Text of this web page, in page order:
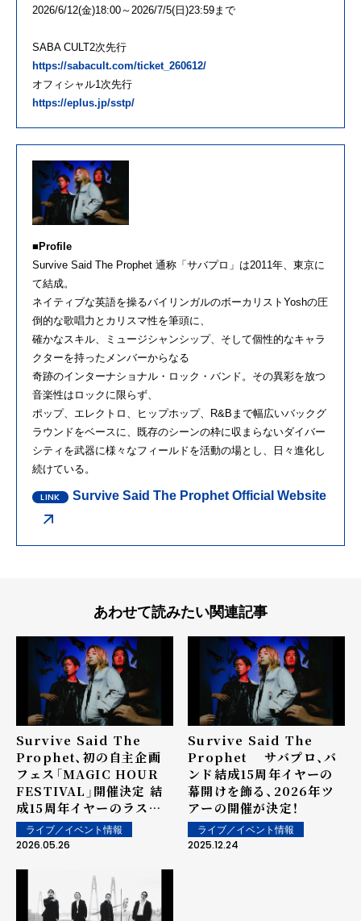
2026/6/12(金)18:00～2026/7/5(日)23:59まで
SABA CULT2次先行
https://sabacult.com/ticket_260612/
オフィシャル1次先行
https://eplus.jp/sstp/
■Profile
Survive Said The Prophet 通称「サバプロ」は2011年、東京に
て結成。
ネイティブな英語を操るバイリンガルのボーカリストYoshの圧
倒的な歌唱力とカリスマ性を筆頭に、
確かなスキル、ミュージシャンシップ、そして個性的なキャラ
クターを持ったメンバーからなる
奇跡のインターナショナル・ロック・バンド。その異彩を放つ
音楽性はロックに限らず、
ポップ、エレクトロ、ヒップホップ、R&Bまで幅広いバックグ
ラウンドをベースに、既存のシーンの枠に収まらないダイバー
シティを武器に様々なフィールドを活動の場とし、日々進化し
続けている。
Survive Said The Prophet Official Website
あわせて読みたい関連記事
Survive Said The
Prophet、初の自主企画
フェス「MAGIC HOUR
FESTIVAL」開催決定 結
成15周年イヤーのラスト
を飾る特別な一日に
ライブ／イベント情報
2026.05.26
Survive Said The
Prophet サバプロ、バ
ンド結成15周年イヤーの
幕開けを飾る、2026年ツ
アーの開催が決定！
ライブ／イベント情報
2025.12.24